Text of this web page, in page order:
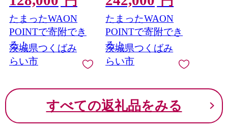
[AA76-NT]
たまったWAON
POINTで寄附でき
る！
茨城県つくばみ
らい市
アシート ISOFIX R129
新生児 1歳 2歳 3歳 ベ
ビー用品 出産準備 出
産 [AA82-NT]
たまったWAON
POINTで寄附でき
る！
茨城県つくばみ
らい市
すべての返礼品をみる